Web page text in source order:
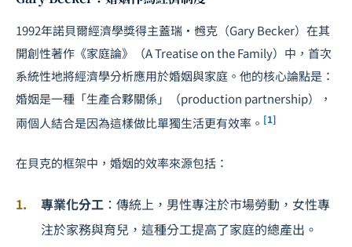
1992年諾貝爾經濟學獎得主蓋瑞・乸克（Gary Becker）在其
開創性著作《家庭論》（A Treatise on the Family）中，首次
系統性地將經濟學分析應用於婚姻與家庭。他的核心論點是：
婚姻是一種「生產合夥關係」（production partnership），
兩個人結合是因為這樣做比單獨生活更有效率。 [1]
在貝克的框架中，婚姻的效率來源包括：
專業化分工 ：傳統上，男性專注於市場勞動，女性專
注於家務與育兒，這種分工提高了家庭的總產出。